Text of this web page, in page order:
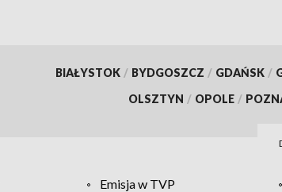
BIAŁYSTOK / BYDGOSZCZ / GDAŃSK /
OLSZTYN / OPOLE /
Emisja w TVP